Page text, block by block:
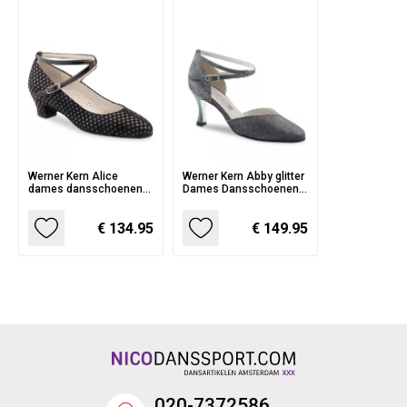
Werner Kern Alice
dames dansschoenen
Blokjes print
€ 134.95
Werner Kern Abby glitter
Dames Dansschoenen
enkelbandje - metallic
hak
€ 149.95